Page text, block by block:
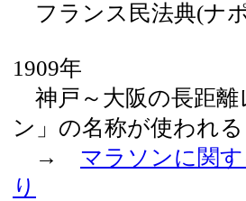
フランス民法典(ナ
1909年
神戸～大阪の長距離
ン」の名称が使われる
→ マラソンに関
り